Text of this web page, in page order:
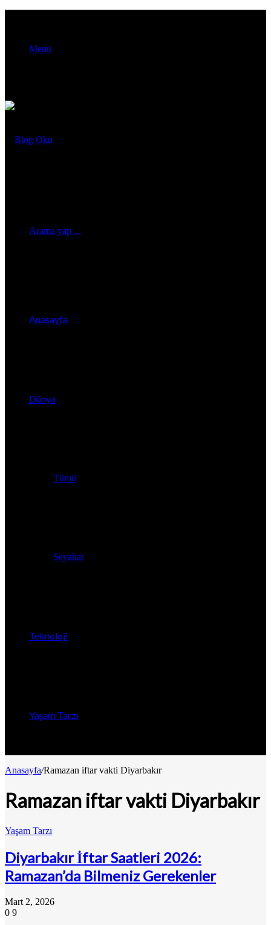
Menü
Arama yap ...
Anasayfa
Dünya
Tümü
Seyahat
Teknoloji
Yaşam Tarzı
Anasayfa/Ramazan iftar vakti Diyarbakır
Ramazan iftar vakti Diyarbakır
Yaşam Tarzı
Diyarbakır İftar Saatleri 2026:
Ramazan’da Bilmeniz Gerekenler
Mart 2, 2026
0 9